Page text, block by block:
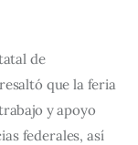
de
que la feria
y apoyo
federales, así